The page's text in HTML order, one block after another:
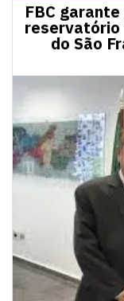
FBC
reservatório
do São